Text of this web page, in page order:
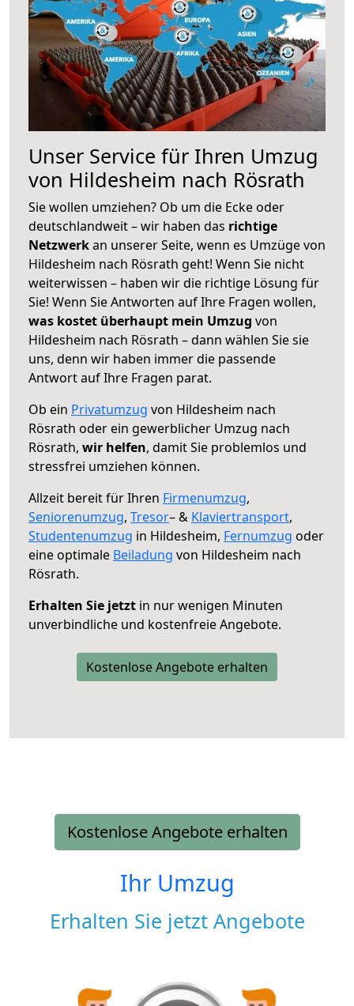
Unser Service für Ihren Umzug
von Hildesheim nach Rösrath
Sie wollen umziehen? Ob um die Ecke oder
deutschlandweit – wir haben das richtige
Netzwerkan unserer Seite, wenn es Umzüge von
Hildesheim nach Rösrath geht! Wenn Sie nicht
weiterwissen – haben wir die richtige Lösung für
Sie! Wenn Sie Antworten auf Ihre Fragen wollen,
was kostet überhaupt mein Umzug von
Hildesheim nach Rösrath – dann wählen Sie sie
uns, denn wir haben immer die passende
Antwort auf Ihre Fragen parat.
Ob ein Privatumzug von Hildesheim nach
Rösrath oder ein gewerblicher Umzug nach
Rösrath, wir helfen, damit Sie problemlos und
stressfrei umziehen können.
Allzeit bereit für Ihren Firmenumzug,
Seniorenumzug, Tresor– & Klaviertransport,
Studentenumzug in Hildesheim, Fernumzug oder
eine optimale Beiladung von Hildesheim nach
Rösrath.
Erhalten Sie jetzt in nur wenigen Minuten
unverbindliche und kostenfreie Angebote.
Kostenlose Angebote erhalten
Kostenlose Angebote erhalten
Ihr Umzug
Erhalten Sie jetzt Angebote